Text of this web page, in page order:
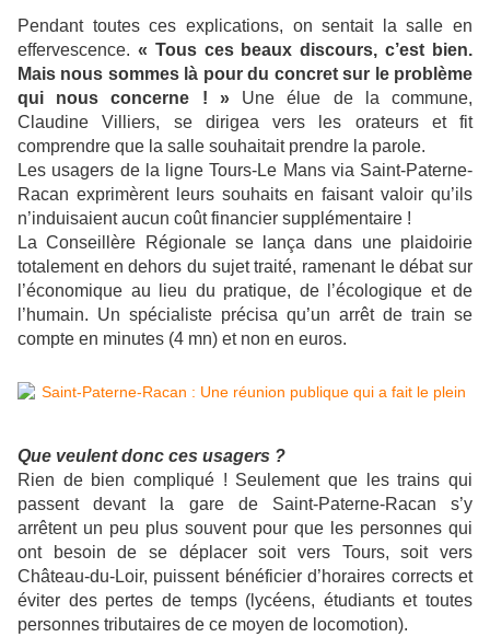
Pendant toutes ces explications, on sentait la salle en
effervescence. « Tous ces beaux discours, c’est bien.
Mais nous sommes là pour du concret sur le problème
qui nous concerne ! » Une élue de la commune,
Claudine Villiers, se dirigea vers les orateurs et fit
comprendre que la salle souhaitait prendre la parole.
Les usagers de la ligne Tours-Le Mans via Saint-Paterne-
Racan exprimèrent leurs souhaits en faisant valoir qu’ils
n’induisaient aucun coût financier supplémentaire !
La Conseillère Régionale se lança dans une plaidoirie
totalement en dehors du sujet traité, ramenant le débat sur
l’économique au lieu du pratique, de l’écologique et de
l’humain. Un spécialiste précisa qu’un arrêt de train se
compte en minutes (4 mn) et non en euros.
Que veulent donc ces usagers ?
Rien de bien compliqué ! Seulement que les trains qui
passent devant la gare de Saint-Paterne-Racan s’y
arrêtent un peu plus souvent pour que les personnes qui
ont besoin de se déplacer soit vers Tours, soit vers
Château-du-Loir, puissent bénéficier d’horaires corrects et
éviter des pertes de temps (lycéens, étudiants et toutes
personnes tributaires de ce moyen de locomotion).